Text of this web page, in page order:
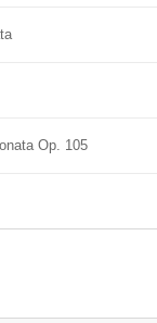
Op. 105